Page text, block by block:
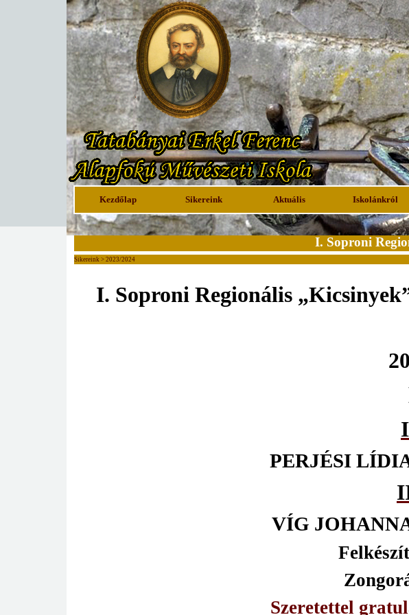
Kezdőlap Sikereink Aktuális Iskolánkról
I. Soproni
Sikereink > 2023/2024
I. Soproni Regionális
PERJÉSI
VÍG
Szeretettel